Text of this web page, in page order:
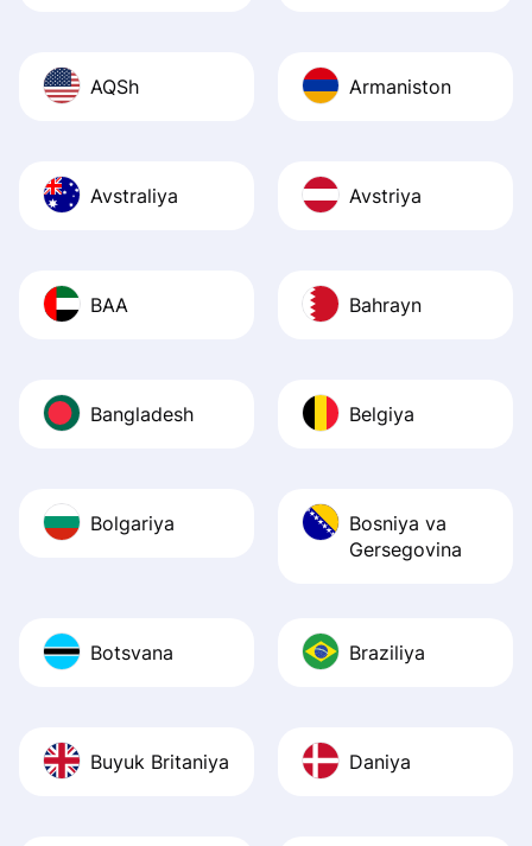
AQSh Armaniston
Avstraliya Avstriya
BAA Bahrayn
Bangladesh Belgiya
Bolgariya
Bosniya va
Gersegovina
Botsvana Braziliya
Buyuk Britaniya Daniya